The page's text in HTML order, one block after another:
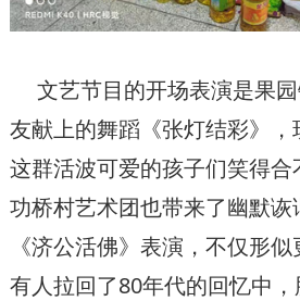
文艺节目的开场表演是果
友献上的舞蹈《张灯结彩》
这群活波可爱的孩子们笑得
功桥村艺术团也带来了幽默
《济公活佛》表演，不仅形
有人拉回了80年代的回忆中